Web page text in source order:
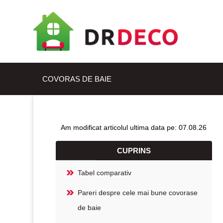
COVORAS DE BAIE
Am modificat articolul ultima data pe: 07.08.26
CUPRINS
Tabel comparativ
Pareri despre cele mai bune covorase
de baie